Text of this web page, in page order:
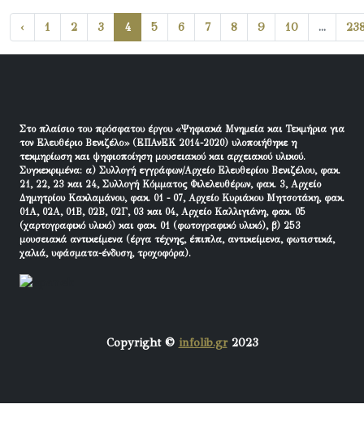
‹ 1 2 3 4 5 6 7 8 9 10 ...
Στο πλαίσιο του πρόσφατου έργου «Ψηφιακά Μνημεία και Τεκμήρια για
τον Ελευθέριο Βενιζέλο» (ΕΠΑνΕΚ 2014-2020) υλοποιήθηκε η
τεκμηρίωση και ψηφιοποίηση μουσειακού και αρχειακού υλικού.
Συγκεκριμένα: α) Συλλογή εγγράφων/Αρχείο Ελευθερίου Βενιζέλου, φακ.
21, 22, 23 και 24, Συλλογή Κόμματος Φιλελευθέρων, φακ. 3, Αρχείο
Δημητρίου Κακλαμάνου, φακ. 01 - 07, Αρχείο Κυριάκου Μητσοτάκη, φακ.
01Α, 02Α, 01Β, 02Β, 02Γ, 03 και 04, Αρχείο Καλλιγιάνη, φακ. 05
(χαρτογραφικό υλικό) και φακ. 01 (φωτογραφικό υλικό), β) 253
μουσειακά αντικείμενα (έργα τέχνης, έπιπλα, αντικείμενα, φωτιστικά,
χαλιά, υφάσματα-ένδυση, τροχοφόρα).
Copyright © infolib.gr2023